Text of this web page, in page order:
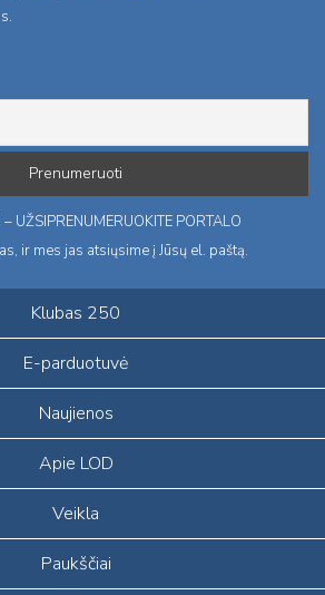
PORTALO
ir mes jas atsiųsime į Jūsų el. paštą.
Klubas 250
E-parduotuvė
Naujienos
Apie LOD
Veikla
Paukščiai